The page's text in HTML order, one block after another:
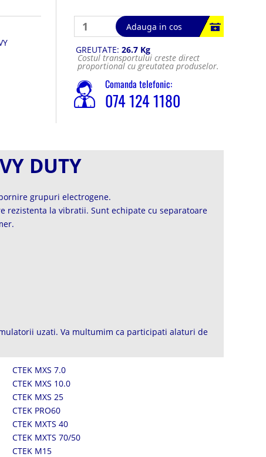
Adauga in cos
GREUTATE: 26.7 Kg
Costul transportului creste direct
proportional cu greutatea produselor.
Comanda telefonic:
074 124 1180
DUTY
grupuri electrogene.
rezistenta la vibratii. Sunt echipate cu separatoare
uzati. Va multumim ca participati alaturi de
CTEK MXS 7.0
CTEK MXS 10.0
CTEK MXS 25
CTEK PRO60
CTEK MXTS 40
CTEK MXTS 70/50
CTEK M15